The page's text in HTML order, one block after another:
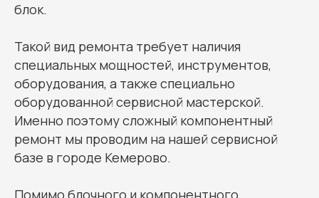
блок.
Такой вид ремонта требует наличия
специальных мощностей, инструментов,
оборудования, а также специально
оборудованной сервисной мастерской.
Именно поэтому сложный компонентный
ремонт мы проводим на нашей сервисной
базе в городе Кемерово.
Помимо блочного и компонентного